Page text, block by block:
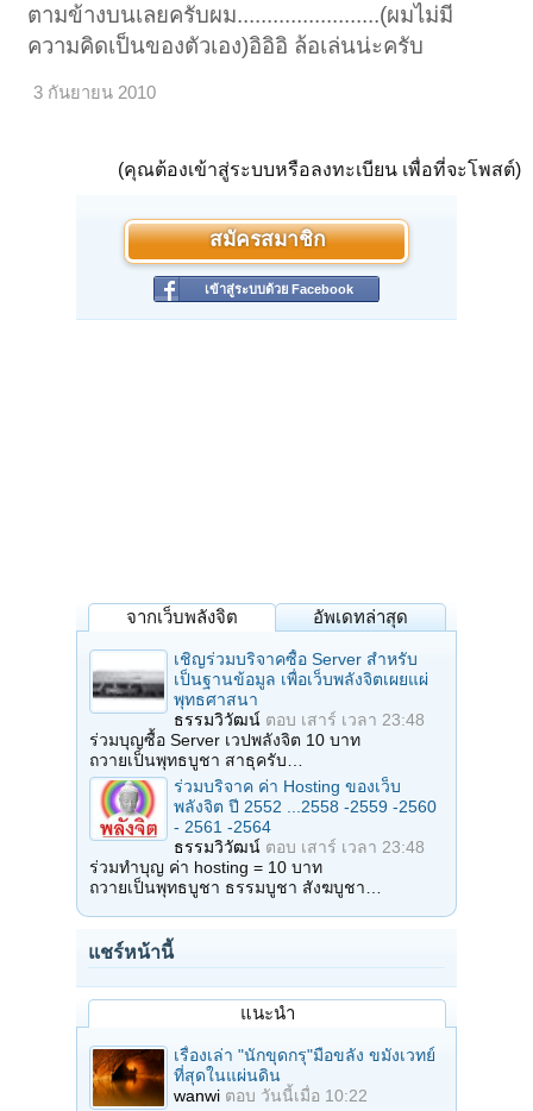
ตามข้างบนเลยครับผม........................(ผมไม่มี
ความคิดเป็นของตัวเอง)อิอิอิ ล้อเล่นน่ะครับ
3 กันยายน 2010
(คุณต้องเข้าสู่ระบบหรือลงทะเบียน เพื่อที่จะโพสต์)
สมัครสมาชิก
เข้าสู่ระบบด้วย Facebook
จากเว็บพลังจิต อัพเดทล่าสุด
เชิญร่วมบริจาคซื้อ Server สำหรับ
เป็นฐานข้อมูล เพื่อเว็บพลังจิตเผยแผ่
พุทธศาสนา
ธรรมวิวัฒน์ ตอบ เสาร์ เวลา 23:48
ร่วมบุญซื้อ Server เวปพลังจิต 10 บาท
ถวายเป็นพุทธบูชา สาธุครับ…
ร่วมบริจาค ค่า Hosting ของเว็บ
พลังจิต ปี 2552 ...2558 -2559 -2560
- 2561 -2564
ธรรมวิวัฒน์ ตอบ เสาร์ เวลา 23:48
ร่วมทำบุญ ค่า hosting = 10 บาท
ถวายเป็นพุทธบูชา ธรรมบูชา สังฆบูชา…
แชร์หน้านี้
แนะนำ
เรื่องเล่า "นักขุดกรุ"มือขลัง ขมังเวทย์
ที่สุดในแผ่นดิน
wanwi ตอบ วันนี้เมื่อ 10:22